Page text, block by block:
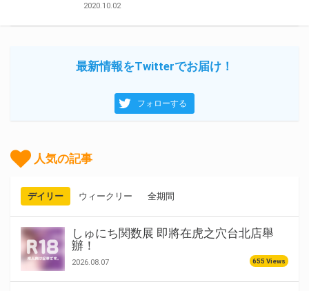
2020.10.02
最新情報をTwitterでお届け！
フォローする
人気の記事
デイリー ウィークリー 全期間
しゅにち関数展 即將在虎之穴台北店舉
辦！
2026.08.07 655 Views